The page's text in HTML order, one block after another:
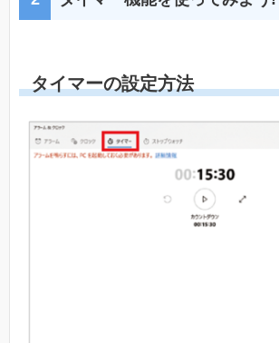
タイマーの設定方法